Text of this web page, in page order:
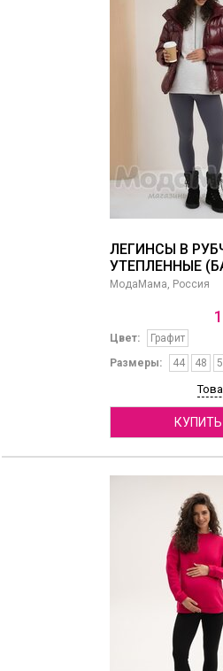
ЛЕГИНСЫ В
УТЕПЛЕННЫЕ
МодаМама, Россия
1
Цвет:
Графит
Размеры:
44 48
КУПИТЬ